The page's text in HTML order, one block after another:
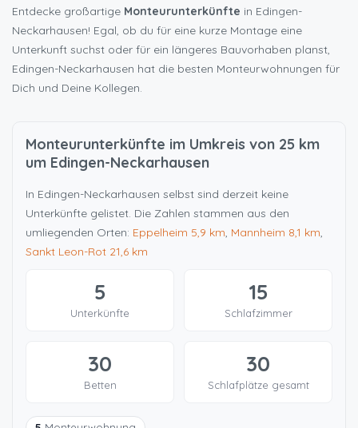
Entdecke großartige Monteurunterkünfte in Edingen-
Neckarhausen! Egal, ob du für eine kurze Montage eine
Unterkunft suchst oder für ein längeres Bauvorhaben planst,
Edingen-Neckarhausen hat die besten Monteurwohnungen für
Dich und Deine Kollegen.
Monteurunterkünfte im Umkreis von 25 km
um Edingen-Neckarhausen
In Edingen-Neckarhausen selbst sind derzeit keine
Unterkünfte gelistet. Die Zahlen stammen aus den
umliegenden Orten: Eppelheim 5,9 km, Mannheim 8,1 km,
Sankt Leon-Rot 21,6 km
5
Unterkünfte
15
Schlafzimmer
30
Betten
30
Schlafplätze gesamt